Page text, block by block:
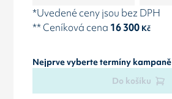
*Uvedené ceny jsou bez DPH
** Ceníková cena 16 300Kč
Nejprve vyberte termíny kampaně
Do košíku